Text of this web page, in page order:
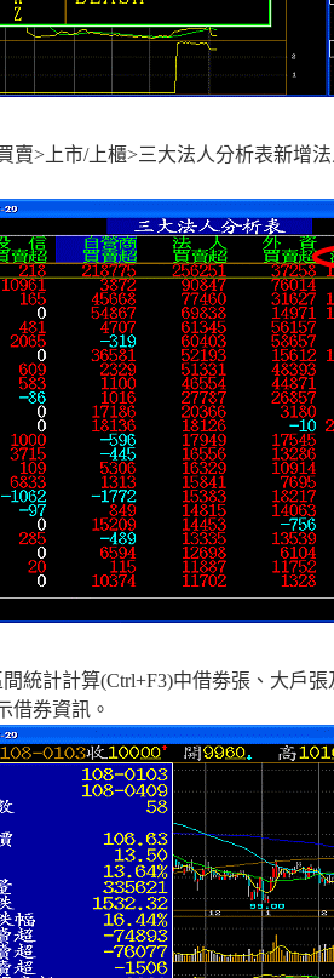
賣>上市/上櫃>三大法人分析表新增
統計計算(Ctrl+F3)中借劵張、大戶
借券資訊。